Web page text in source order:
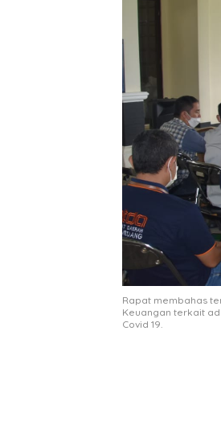
Rapat membahas
Keuangan terkait
Covid 19.